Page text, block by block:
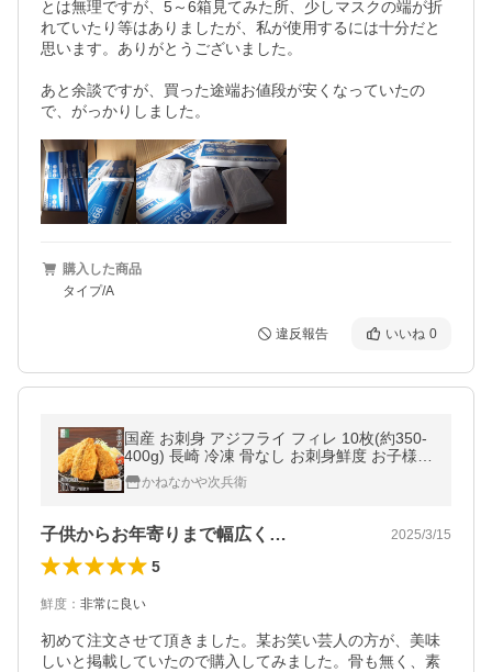
とは無理ですが、5～6箱見てみた所、少しマスクの端が折
れていたり等はありましたが、私が使用するには十分だと
思います。ありがとうございました。
あと余談ですが、買った途端お値段が安くなっていたの
で、がっかりしました。
購入した商品
タイプ/A
違反報告 いいね 0
国産 お刺身 アジフライ フィレ 10枚(約350-
400g) 長崎 冷凍 骨なし お刺身鮮度 お子様も
食べやすい アジ 鯵【C配送：冷凍】
かねなかや次兵衛
子供からお年寄りまで幅広く… 2025/3/15
5
鮮度 ： 非常に良い
初めて注文させて頂きました。某お笑い芸人の方が、美味
しいと掲載していたので購入してみました。骨も無く、素